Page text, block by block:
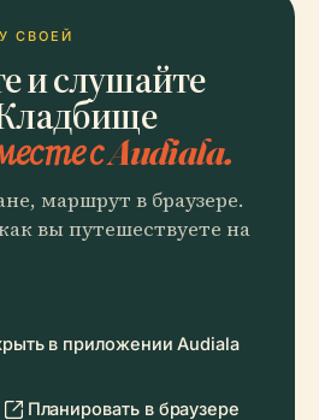
СВОЕЙ
и слушайте
с Audiala.
маршрут в браузере.
вы путешествуете на
в приложении Audiala
Планировать в браузере